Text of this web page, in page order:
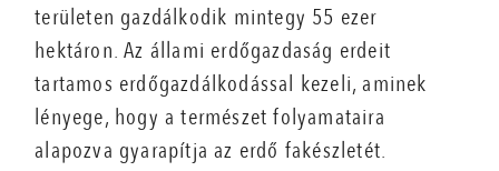
területen gazdálkodik mintegy 55 ezer
hektáron. Az állami erdőgazdaság erdeit
tartamos erdőgazdálkodással kezeli, aminek
lényege, hogy a természet folyamataira
alapozva gyarapítja az erdő fakészletét.